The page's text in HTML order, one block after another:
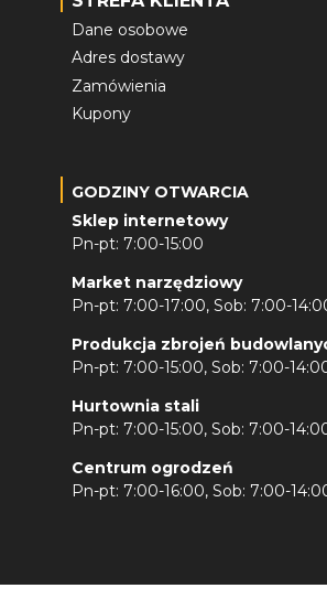
Dane osobowe
Adres dostawy
Zamówienia
Kupony
GODZINY OTWARCIA
Sklep internetowy
Pn-pt: 7:00-15:00
Market narzędziowy
Pn-pt: 7:00-17:00, Sob: 7:00-
Produkcja zbrojeń
Pn-pt: 7:00-15:00, Sob: 7:00-
Hurtownia stali
Pn-pt: 7:00-15:00, Sob: 7:00-
Centrum ogrodzeń
Pn-pt: 7:00-16:00, Sob: 7:00-